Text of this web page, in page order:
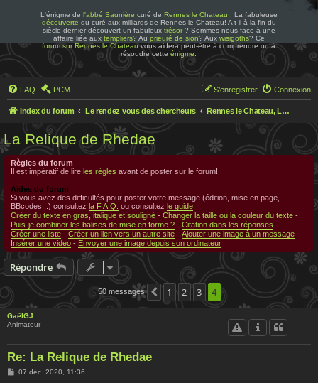
L'énigme de l'abbé Saunière curé de Rennes le Chateau : La fabuleuse
découverte du curé aux milliards de Rennes le Chateau! A t-il à la fin du
siècle dernier découvert un fabuleux trésor? Sommes nous face à une
affaire liée aux templiers? Au prieuré de sion? Aux wisigoths? Ce
forum sur Rennes le Chateauvous aidera peut-être à comprendre ou à
résoudre cetteénigme
FAQ PCM Connexion
S’enregistrer
Index du forum Le rendez vous des chercheurs Rennes le Chateau, Le rendez-vous des chercheurs
La Relique de Rhedae
Règles du forum
Il est impératif de lire les règles avant de poster sur le forum!
Aides du forum
Si vous avez des difficultés pour poster votre message (édition, mise en page,
BBcodes...) consultez la F.A.Q. ou consultez le guide:
Créer du texte en gras, italique et souligné - Changer la taille ou la couleur du texte -
Puis-je combiner les balises de mise en forme ? - Citation dans les réponses -
Créer une liste - Créer un lien vers un autre site - Ajouter une image à un message -
Insérer une video - Envoyer une image depuis son ordinateur
Répondre
50 messages Précédente
1 2 3 4
GaëlGJ
Animateur
Re: La Relique de Rhedae
M07 déc. 2020, 11:36